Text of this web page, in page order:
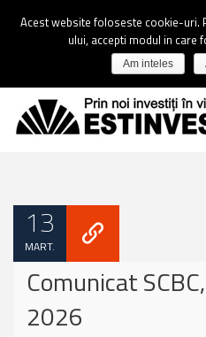
13
MART.
Comunicat
2026
Acest website foloseste cookie-uri.
ului, accepti modul in care
Am inteles